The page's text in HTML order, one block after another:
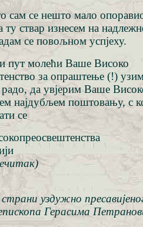
сам се нешто мало
ту ствар изнесем на
се повољном успјеху.
пут молећи Ваше Високо
за опраштење (!)
да увјерим Ваше
најдубљем поштовању, с
се
уздужно
Герасима